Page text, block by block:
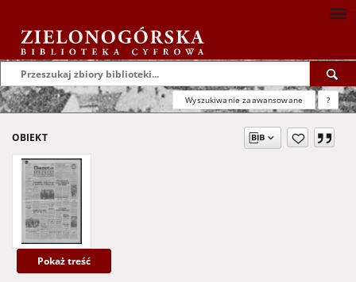
Wyszukiwanie zaawansowane ?
OBIEKT
Pokaż treść